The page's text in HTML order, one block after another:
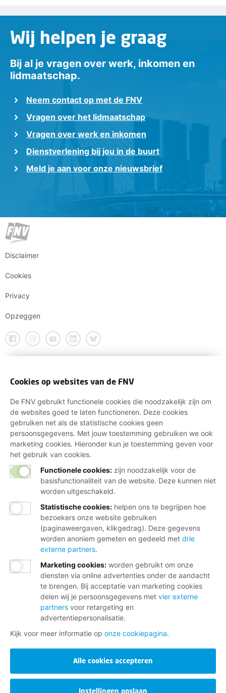
Wij helpen je graag
Bij al je vragen over werk, inkomen en
lidmaatschap.
Neem contact op met de FNV
Vragen over het lidmaatschap
Vragen over werk en inkomen
Dienstverlening bij jou in de buurt
Meld je aan voor onze nieuwsbrief
Disclaimer
Cookies
Privacy
Opzeggen
Cookies op websites van de FNV
De FNV gebruikt functionele cookies die noodzakelijk zijn om
de websites goed te laten functioneren. Deze cookies
gebruiken net als de statistische cookies geen
persoonsgegevens. Met jouw toestemming gebruiken we ook
marketing cookies. Hieronder kun je toestemming geven voor
het gebruik van cookies.
Functionele cookies: zijn noodzakelijk voor de
basisfunctionaliteit van de website. Deze kunnen niet
worden uitgeschakeld.
Statistische cookies: helpen ons te begrijpen hoe
bezoekers onze website gebruiken
(paginaweergaven, klikgedrag). Deze gegevens
worden anoniem gemeten en gedeeld met drie
externe partners.
Marketing cookies: worden gebruikt om onze
diensten via online advertenties onder de aandacht
te brengen. Bij acceptatie van marketing cookies
delen wij je persoonsgegevens met vier externe
partners voor retargeting en
advertentiepersonalisatie.
Kijk voor meer informatie op onze cookiepagina.
Alle cookies accepteren
Instellingen opslaan